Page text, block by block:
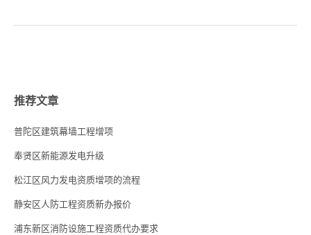
推荐文章
普陀区建筑幕墙工程增项
奉贤区新能源发电升级
松江区风力发电资质增项的流程
静安区人防工程资质新办报价
浦东新区消防设施工程资质代办要求